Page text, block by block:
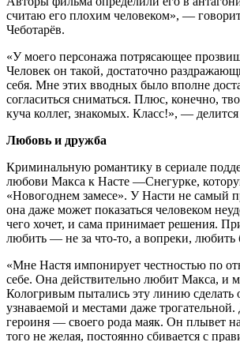
считаю его плохим человеком», —
Чеботарёв.
«У моего персонажа потрясающее
Человек он такой, достаточно
себя. Мне этих вводных было вполне
согласиться сниматься. Плюс, конечно,
куча коллег, знакомых. Класс!», —
Любовь и дружба
Криминальную романтику в сериале
любови Макса к Насте —Снегурке,
«Новогоднем замесе». У Насти не самый
она даже может показаться человеком
чего хочет, и сама принимает решения.
любить — не за что-то, а вопреки, любить
«Мне Настя импонирует честностью по
себе. Она действительно любит Макса, и
Кологривым пытались эту линию сделать
узнаваемой и местами даже
героиня — своего рода маяк. Он плывет
того не желая, постоянно сбивается с